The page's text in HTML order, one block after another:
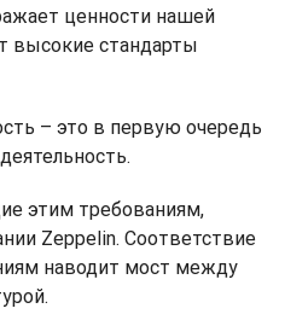
ценности нашей
высокие стандарты
– это в первую очередь
этим требованиям,
Zeppelin. Соответствие
наводит мост между